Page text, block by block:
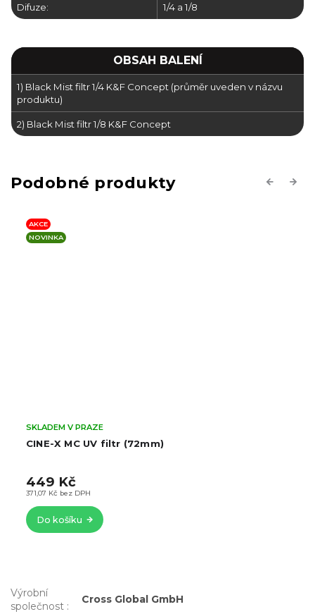
Difuze: 1/4 a 1/8
OBSAH BALENÍ
1) Black Mist filtr 1/4 K&F Concept (průměr uveden v názvu
produktu)
2) Black Mist filtr 1/8 K&F Concept
Previous
AKCE
NOVINKA
CINE-X MC UV filtr (72mm)
SKLADEM V PRAZE
371,07 Kč bez DPH
449 Kč
Do košíku
Next
Výrobní
společnost :
Cross Global GmbH